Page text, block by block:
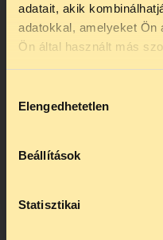
adatait, akik
adatokkal, amelyeket Ön
Ön által használt más
kiválasztása
Elengedhetetlen
Beállítások
Statisztikai
A filmhez tartozó
SZÜNET!
hogytelefonos
kedden, 13 és 15
alatt is elér minket.